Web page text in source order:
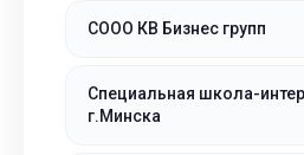
СООО КВ Бизнес групп
Специальная школа-
г.Минска